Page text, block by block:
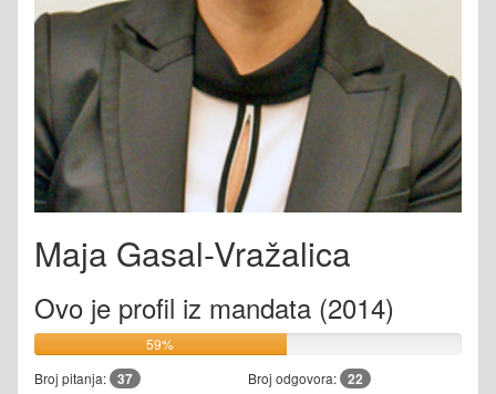
Maja Gasal-Vražalica
Ovo je profil iz mandata (2014)
59%
Broj pitanja: 37 Broj odgovora: 22